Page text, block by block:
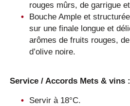
rouges mûrs, de garrigue
Bouche Ample et
sur une finale longue et
arômes de fruits rouges,
d’olive noire.
Service / Accords Mets & vins :
Servir à 18°C.